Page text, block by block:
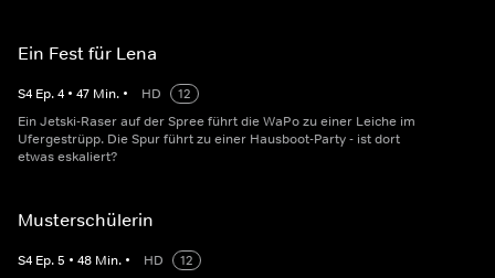
Ein Fest für Lena
S4 Ep.4 • 47 Min. • HD
12
Ein Jetski-Raser auf der Spree führt die WaPo zu einer Leiche im
Ufergestrüpp. Die Spur führt zu einer Hausboot-Party - ist dort
etwas eskaliert?
Musterschülerin
S4 Ep.5 • 48 Min. • HD
12